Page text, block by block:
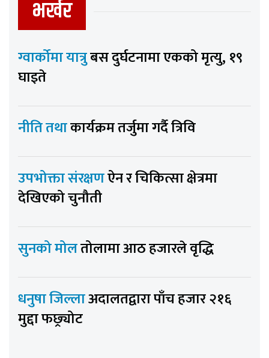
भर्खर
ग्वार्कोमा यात्रुबस दुर्घटनामा एकको मृत्यु, १९
घाइते
नीति तथाकार्यक्रम तर्जुमा गर्दै त्रिवि
उपभोक्ता संरक्षणऐन र चिकित्सा क्षेत्रमा
देखिएको चुनौती
सुनको मोलतोलामा आठ हजारले वृद्धि
धनुषा जिल्लाअदालतद्वारा पाँच हजार २१६
मुद्दा फछ्र्योट